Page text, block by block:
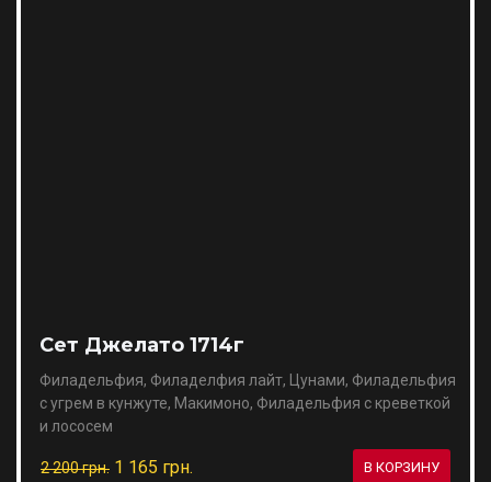
Сет Джелато 1714г
Филадельфия, Филаделфия лайт, Цунами, Филадельфия
с угрем в кунжуте, Макимоно, Филадельфия с креветкой
и лососем
2 200 грн. 1 165 грн. В КОРЗИНУ